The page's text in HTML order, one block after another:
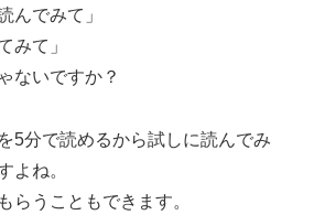
んでみて」
みて」
ないですか？
5分で読めるから試しに読んでみ
よね。
らうこともできます。